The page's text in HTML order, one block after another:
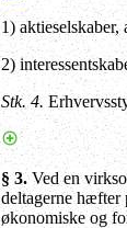
1) aktieselskaber,
2)
Stk. 4.
§ 3.Ved en
deltagerne hæfter
økonomiske og